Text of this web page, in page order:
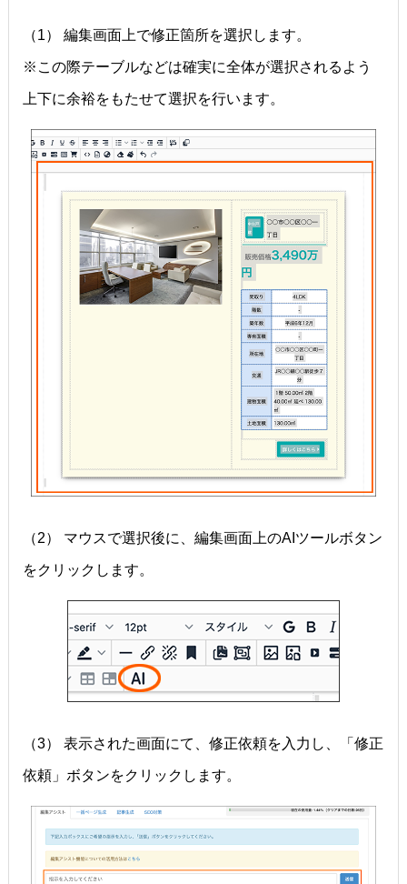
（1） 編集画面上で修正箇所を選択します。
※この際テーブルなどは確実に全体が選択されるよう
上下に余裕をもたせて選択を行います。
（2） マウスで選択後に、編集画面上のAIツールボタン
をクリックします。
（3） 表示された画面にて、修正依頼を入力し、「修正
依頼」ボタンをクリックします。